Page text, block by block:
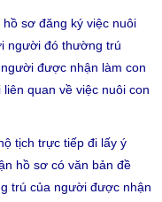
sơ đăng ký việc nuôi
người đó thường trú
được nhận làm con
quan về việc nuôi con
tịch trực tiếp đi lấy ý
hồ sơ có văn bản đề
trú của người được nhận